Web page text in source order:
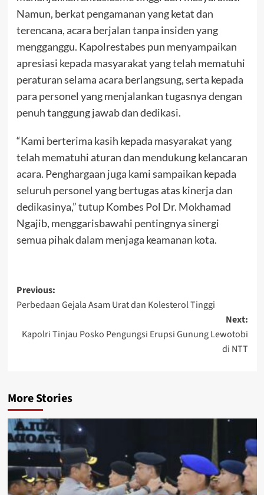
Namun, berkat pengamanan yang ketat dan
terencana, acara berjalan tanpa insiden yang
mengganggu. Kapolrestabes pun menyampaikan
apresiasi kepada masyarakat yang telah mematuhi
peraturan selama acara berlangsung, serta kepada
para personel yang menjalankan tugasnya dengan
penuh tanggung jawab dan dedikasi.
“Kami berterima kasih kepada masyarakat yang
telah mematuhi aturan dan mendukung kelancaran
acara. Penghargaan juga kami sampaikan kepada
seluruh personel yang bertugas atas kinerja dan
dedikasinya,” tutup Kombes Pol Dr. Mokhamad
Ngajib, menggarisbawahi pentingnya sinergi
semua pihak dalam menjaga keamanan kota.
Post
navigation
Previous:
Perbedaan Gejala Asam Urat dan Kolesterol Tinggi
Next:
Kapolri Tinjau Posko Pengungsi Erupsi Gunung Lewotobi
di NTT
More Stories